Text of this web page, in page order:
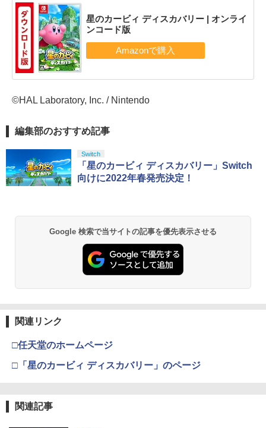
星のカービィ ディスカバリー | オンライ
ンコード版
©HAL Laboratory, Inc. / Nintendo
編集部のおすすめ記事
Switch
「星のカービィ ディスカバリー」Switch
向けに2022年春発売決定！
Google 検索で当サイトの記事を優先表示させる
関連リンク
□任天堂のホームページ
□「星のカービィ ディスカバリー」のページ
関連記事